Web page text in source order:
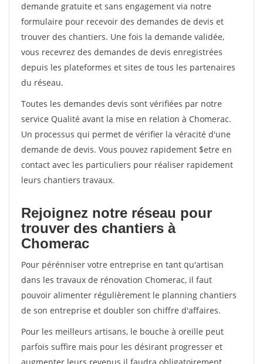
demande gratuite et sans engagement via notre
formulaire pour recevoir des demandes de devis et
trouver des chantiers. Une fois la demande validée,
vous recevrez des demandes de devis enregistrées
depuis les plateformes et sites de tous les partenaires
du réseau.
Toutes les demandes devis sont vérifiées par notre
service Qualité avant la mise en relation à Chomerac.
Un processus qui permet de vérifier la véracité d'une
demande de devis. Vous pouvez rapidement $etre en
contact avec les particuliers pour réaliser rapidement
leurs chantiers travaux.
Rejoignez notre réseau pour
trouver des chantiers à
Chomerac
Pour pérénniser votre entreprise en tant qu'artisan
dans les travaux de rénovation Chomerac, il faut
pouvoir alimenter régulièrement le planning chantiers
de son entreprise et doubler son chiffre d'affaires.
Pour les meilleurs artisans, le bouche à oreille peut
parfois suffire mais pour les désirant progresser et